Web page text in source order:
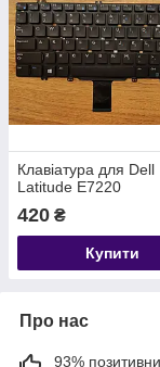
Клавіатура для Dell
Latitude E7220
420 ₴
Купити
Про нас
93%